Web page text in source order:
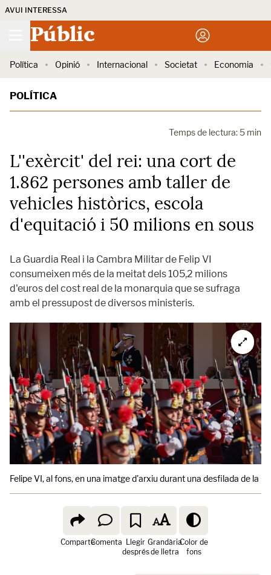
AVUI INTERESSA
Públic
Política Opinió Internacional Societat Economia
POLÍTICA
Temps de lectura: 5 min
L''exèrcit' del rei: una cort de
1.862 persones amb taller de
vehicles històrics, escola
d'equitació i 50 milions en sous
La Guardia Real i la Cambra Militar de Felip VI
consumeixen més de la meitat dels 105,2 milions
d'euros del cost real de la monarquia que se sufraga
amb el pressupost de diversos ministeris.
Felipe VI, al fons, en una imatge d'arxiu durant una desfilada de la
ComparteComenta Llegir
després
Grandària
de lletra
Color de
fons